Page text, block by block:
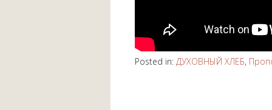
Posted in: ДУХОВНЫЙ ХЛЕБ,